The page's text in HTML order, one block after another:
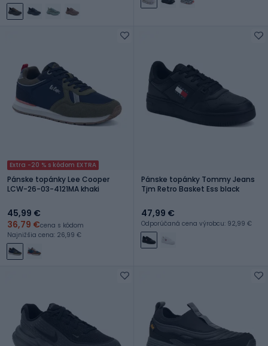
Extra -20 % s kódom EXTRA
Pánske topánky Lee Cooper
LCW-26-03-4121MA khaki
45,99 €
36,79 €cena s kódom
Najnižšia cena: 26,99 €
Pánske topánky Tommy Jeans
Tjm Retro Basket Ess black
47,99 €
Odporúčaná cena výrobcu: 92,99 €